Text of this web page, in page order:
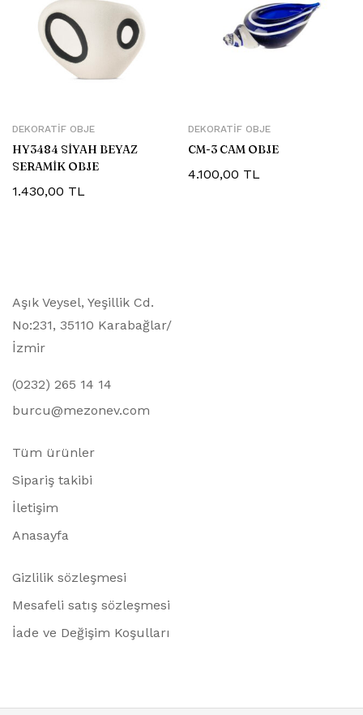
DEKORATIF OBJE
HY3484 SİYAH BEYAZ
SERAMİK OBJE
1.430,00 TL
DEKORATIF OBJE
CM-3 CAM OBJE
4.100,00 TL
Aşık Veysel, Yeşillik Cd.
No:231, 35110 Karabağlar/
İzmir
(0232) 265 14 14
burcu@mezonev.com
Tüm ürünler
Sipariş takibi
İletişim
Anasayfa
Gizlilik sözleşmesi
Mesafeli satış sözleşmesi
İade ve Değişim Koşulları